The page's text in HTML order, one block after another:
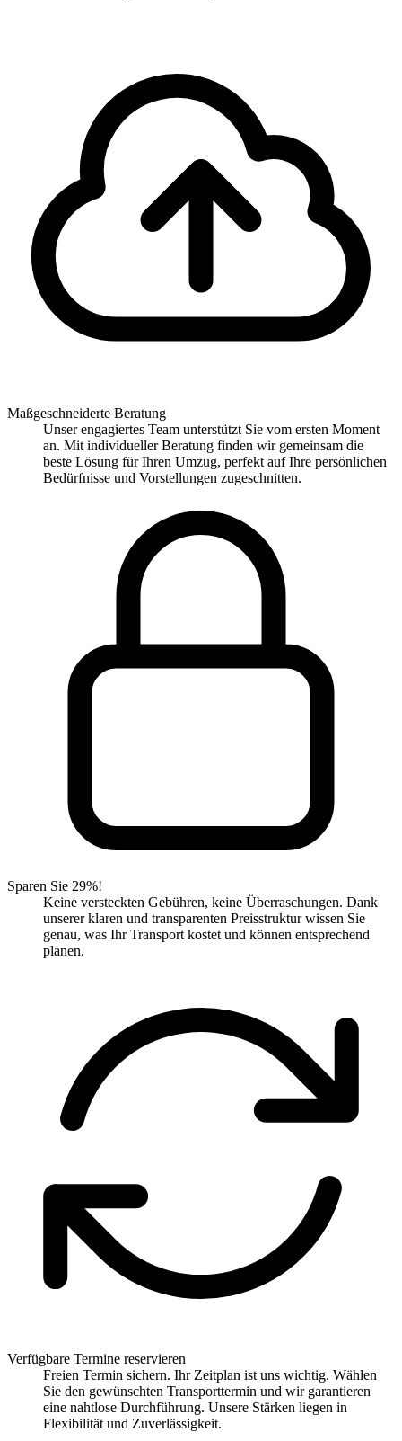
Maßgeschneiderte Beratung
Unser engagiertes Team unterstützt Sie vom ersten Moment
an. Mit individueller Beratung finden wir gemeinsam die
beste Lösung für Ihren Umzug, perfekt auf Ihre persönlichen
Bedürfnisse und Vorstellungen zugeschnitten.
Sparen Sie 29%!
Keine versteckten Gebühren, keine Überraschungen. Dank
unserer klaren und transparenten Preisstruktur wissen Sie
genau, was Ihr Transport kostet und können entsprechend
planen.
Verfügbare Termine reservieren
Freien Termin sichern. Ihr Zeitplan ist uns wichtig. Wählen
Sie den gewünschten Transporttermin und wir garantieren
eine nahtlose Durchführung. Unsere Stärken liegen in
Flexibilität und Zuverlässigkeit.